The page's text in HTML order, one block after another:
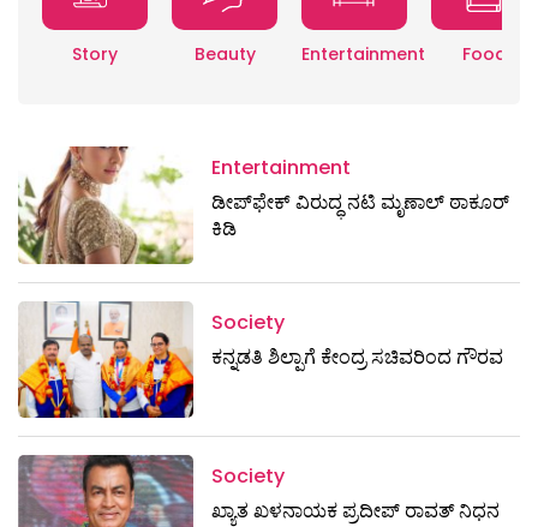
Story Beauty Entertainment Food
Entertainment
ಡೀಪ್‌ಫೇಕ್ ವಿರುದ್ಧ ನಟಿ ಮೃಣಾಲ್ ಠಾಕೂರ್
ಕಿಡಿ
Society
ಕನ್ನಡತಿ ಶಿಲ್ಪಾಗೆ ಕೇಂದ್ರ ಸಚಿವರಿಂದ ಗೌರವ
Society
ಖ್ಯಾತ ಖಳನಾಯಕ ಪ್ರದೀಪ್ ರಾವತ್‌ ನಿಧನ